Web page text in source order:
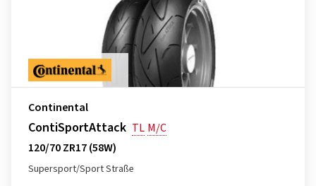
Continental
ContiSportAttack TL M/C
120/70 ZR17 (58W)
Supersport/Sport Straße